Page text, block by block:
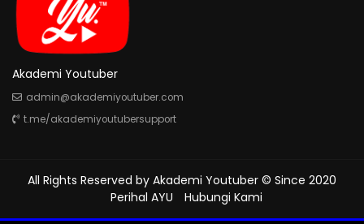
Akademi Youtuber
admin@akademiyoutuber.com
t.me/akademiyoutubersupport
All Rights Reserved by Akademi Youtuber © Since 2020
Perihal AYU
Hubungi Kami